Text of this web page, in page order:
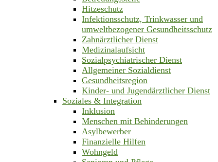
Hitzeschutz
Infektionsschutz, Trinkwasser und
umweltbezogener Gesundheitsschutz
Zahnärztlicher Dienst
Medizinalaufsicht
Sozialpsychiatrischer Dienst
Allgemeiner Sozialdienst
Gesundheitsregion
Kinder- und Jugendärztlicher Dienst
Soziales & Integration
Inklusion
Menschen mit Behinderungen
Asylbewerber
Finanzielle Hilfen
Wohngeld